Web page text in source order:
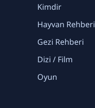
Kimdir
Hayvan Rehberi
Gezi Rehberi
Dizi / Film
Oyun